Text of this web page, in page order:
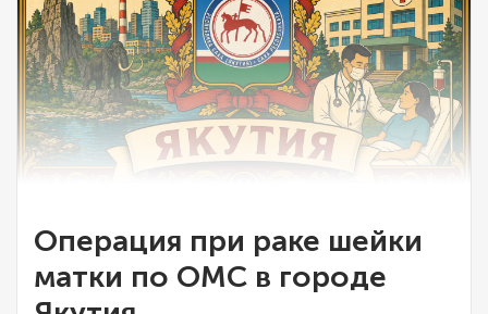
Операция при раке шейки
матки по ОМС в городе